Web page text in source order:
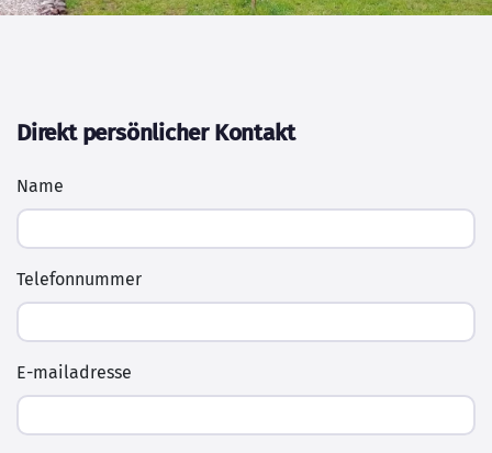
Direkt persönlicher Kontakt
Name
Telefonnummer
E-mailadresse